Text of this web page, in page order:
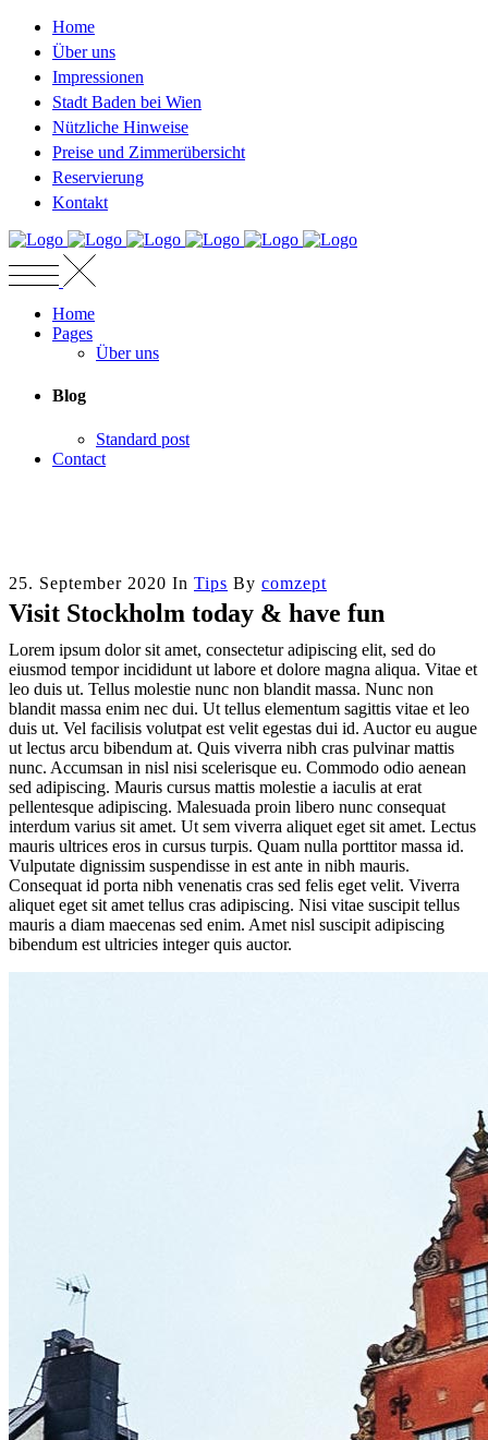
Home
Über uns
Impressionen
Stadt Baden bei Wien
Nützliche Hinweise
Preise und Zimmerübersicht
Reservierung
Kontakt
Home
Pages
Über uns
Blog
Standard post
Contact
25. September 2020 In Tips By comzept
Visit Stockholm today & have fun
Lorem ipsum dolor sit amet, consectetur adipiscing elit, sed do
eiusmod tempor incididunt ut labore et dolore magna aliqua. Vitae et
leo duis ut. Tellus molestie nunc non blandit massa. Nunc non
blandit massa enim nec dui. Ut tellus elementum sagittis vitae et leo
duis ut. Vel facilisis volutpat est velit egestas dui id. Auctor eu augue
ut lectus arcu bibendum at. Quis viverra nibh cras pulvinar mattis
nunc. Accumsan in nisl nisi scelerisque eu. Commodo odio aenean
sed adipiscing. Mauris cursus mattis molestie a iaculis at erat
pellentesque adipiscing. Malesuada proin libero nunc consequat
interdum varius sit amet. Ut sem viverra aliquet eget sit amet. Lectus
mauris ultrices eros in cursus turpis. Quam nulla porttitor massa id.
Vulputate dignissim suspendisse in est ante in nibh mauris.
Consequat id porta nibh venenatis cras sed felis eget velit. Viverra
aliquet eget sit amet tellus cras adipiscing. Nisi vitae suscipit tellus
mauris a diam maecenas sed enim. Amet nisl suscipit adipiscing
bibendum est ultricies integer quis auctor.